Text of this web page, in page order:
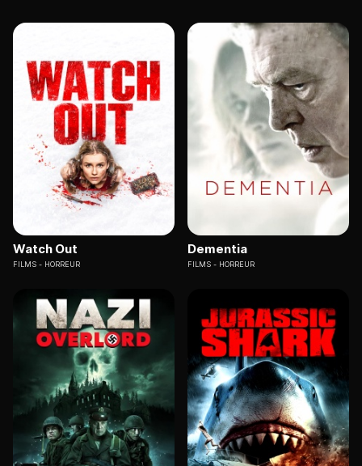
Watch Out
FILMS HORREUR
Dementia
FILMS HORREUR